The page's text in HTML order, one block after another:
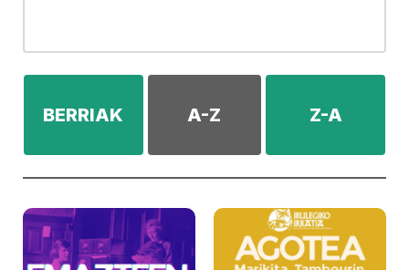
BERRIAK A-Z Z-A